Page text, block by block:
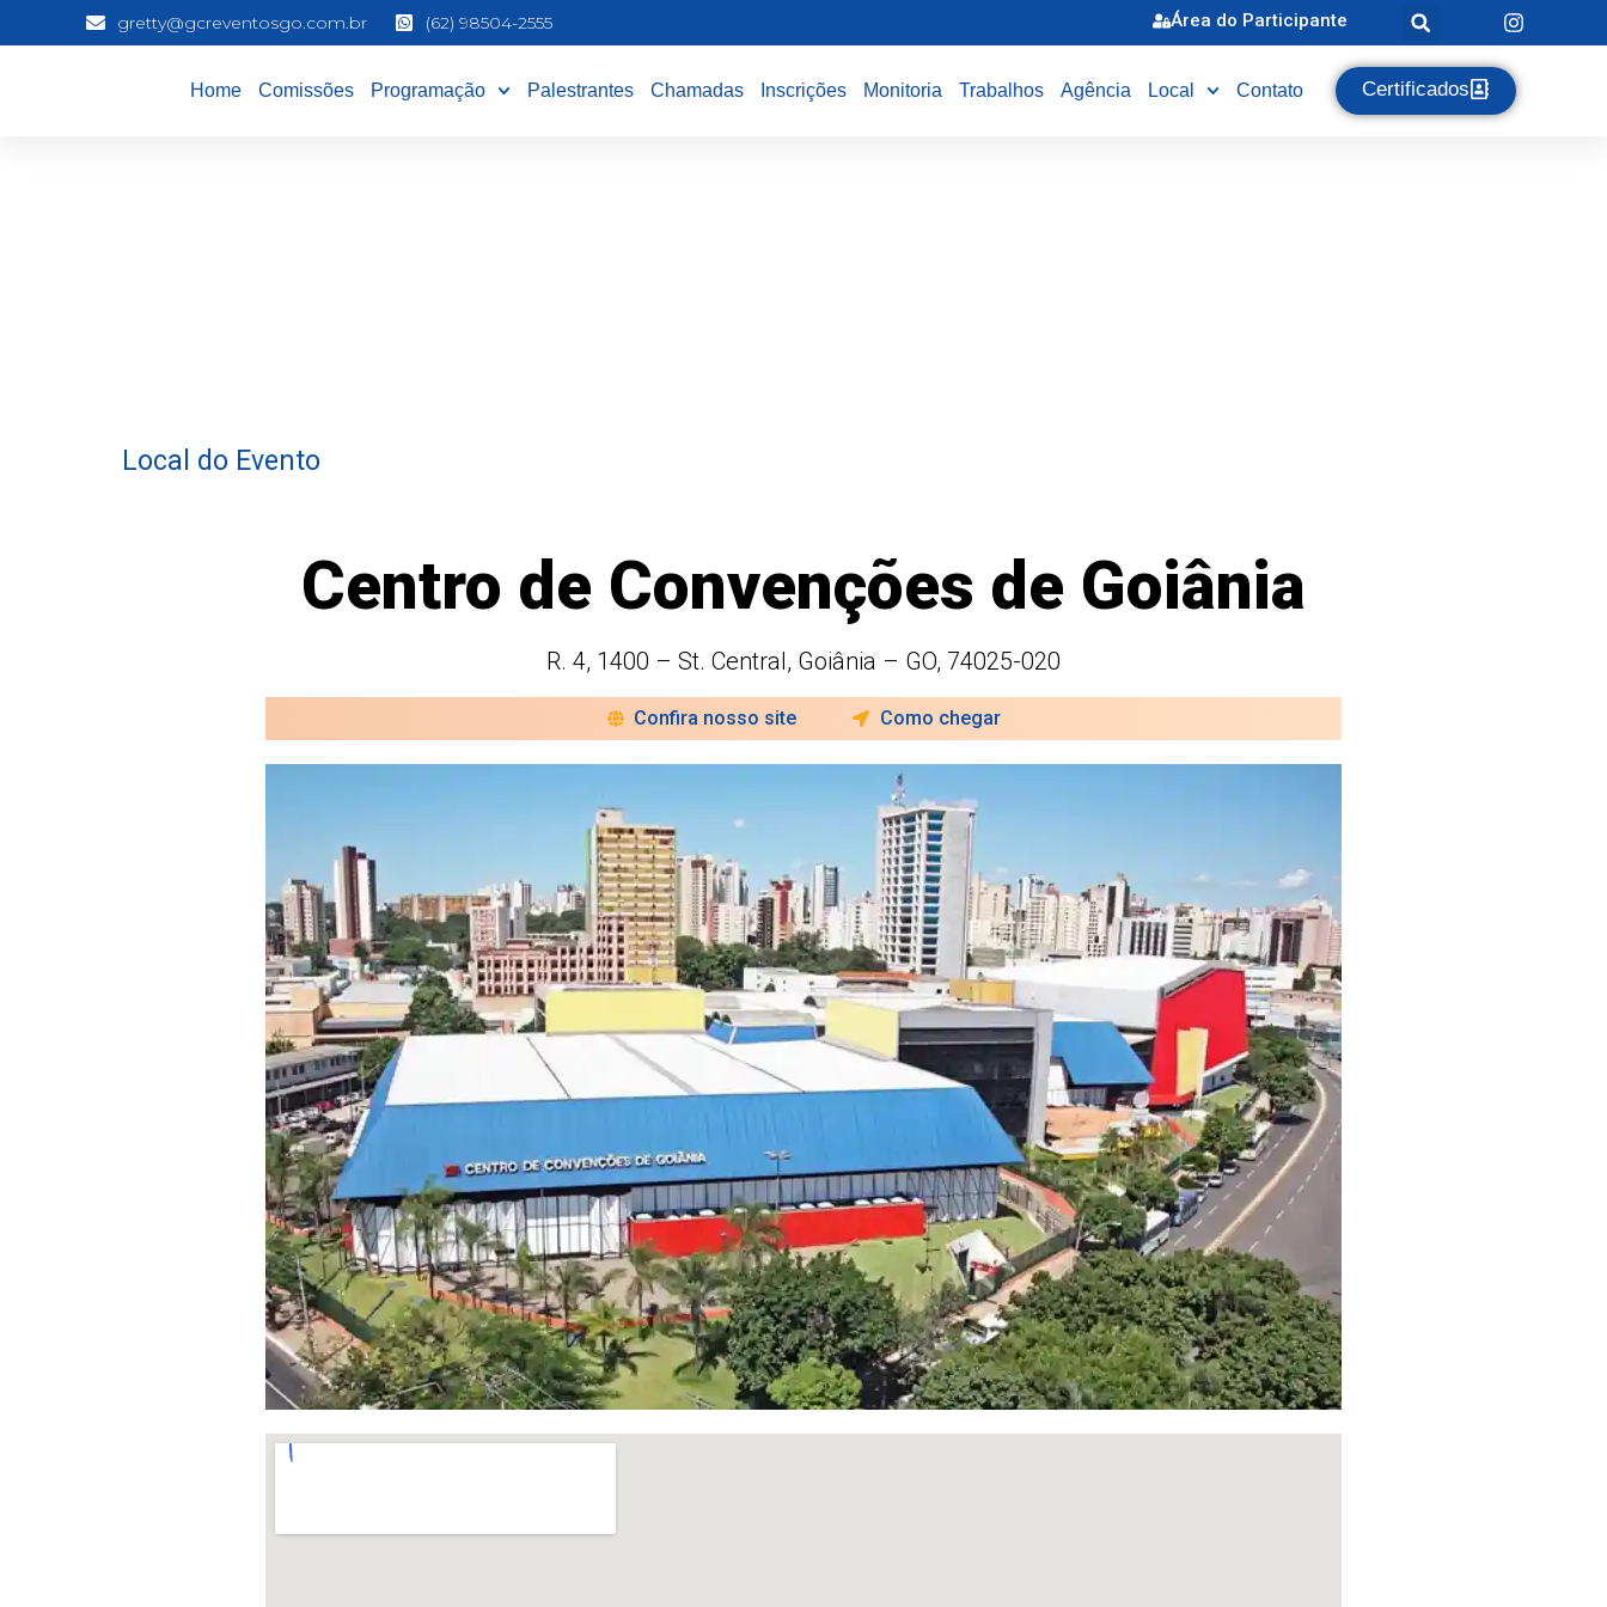
gretty@gcreventosgo.com.br (62) 98504-2555 Área do Participante
Home Comissões Programação Palestrantes Chamadas Inscrições Monitoria Trabalhos Agência Local Contato Certificados
Local do Evento
Centro de Convenções de Goiânia
R. 4, 1400 – St. Central, Goiânia – GO, 74025-020
Confira nosso site Como chegar